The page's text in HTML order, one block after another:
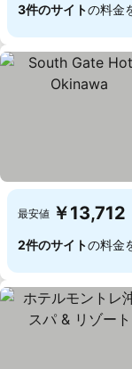
3件のサイトの料金
最安値 ￥13,712
2件のサイトの料金